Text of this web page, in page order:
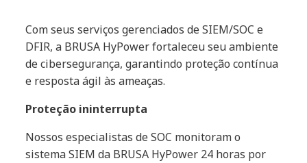
Com seus serviços gerenciados de SIEM/SOC e
DFIR, a BRUSA HyPower fortaleceu seu ambiente
de cibersegurança, garantindo proteção contínua
e resposta ágil às ameaças.
Proteção ininterrupta
Nossos especialistas de SOC monitoram o
sistema SIEM da BRUSA HyPower 24 horas por